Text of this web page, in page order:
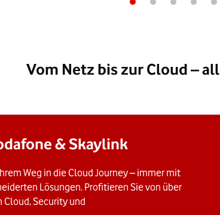
Vom Netz bis zur Cloud –
& Skaylink​
Weg in die Cloud Journey – immer mit
Lösungen. Profitieren Sie von über
Cloud, Security und